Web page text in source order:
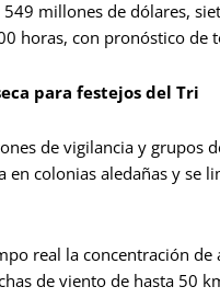
millones de dólares,
horas, con pronóstico de
para festejos del Tri
de vigilancia y grupos
colonias aledañas y se
real la concentración
de viento de hasta 50